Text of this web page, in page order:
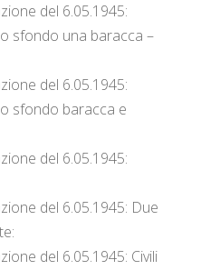
del 6.05.1945:
sfondo una baracca –
del 6.05.1945:
sfondo baracca e
del 6.05.1945:
del 6.05.1945: Due
del 6.05.1945: Civili